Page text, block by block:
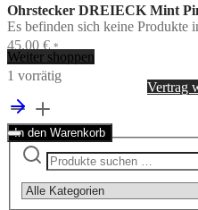
Ohrstecker DREIECK Mint
45,00 € *
1 vorrätig
Ohrstecker
DREIECK
Mint
Pink
von
Ruby
on
In den Warenkorb
Es befinden sich keine Produkte
Weiter shoppen
Vertrag
Suchen
nach: